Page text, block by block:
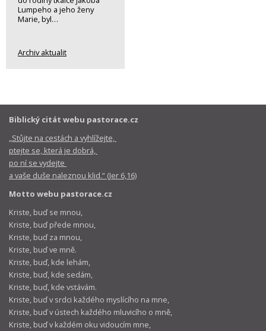
Lumpeho a jeho ženy
Marie, byl…
Archiv aktualit
Biblický citát webu pastorace.cz
„Stůjte na cestách a vyhlížejte,
ptejte se, která je dobrá,
po ní se vydejte
a vaše duše naleznou klid.“ (Jer 6,16)
Motto webu pastorace.cz
Kriste, buď se mnou,
Kriste, buď přede mnou,
Kriste, buď za mnou,
Kriste, buď ve mně.
Kriste, buď, kde lehám,
Kriste, buď, kde sedám,
Kriste, buď, kde vstávám.
Kriste, buď v srdci každého myslícího na mne,
Kriste, buď v ústech každého mluvicího o mně,
Kriste, buď v každém oku vidoucím mne,